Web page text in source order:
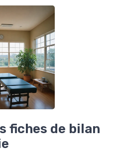
fiches de bilan